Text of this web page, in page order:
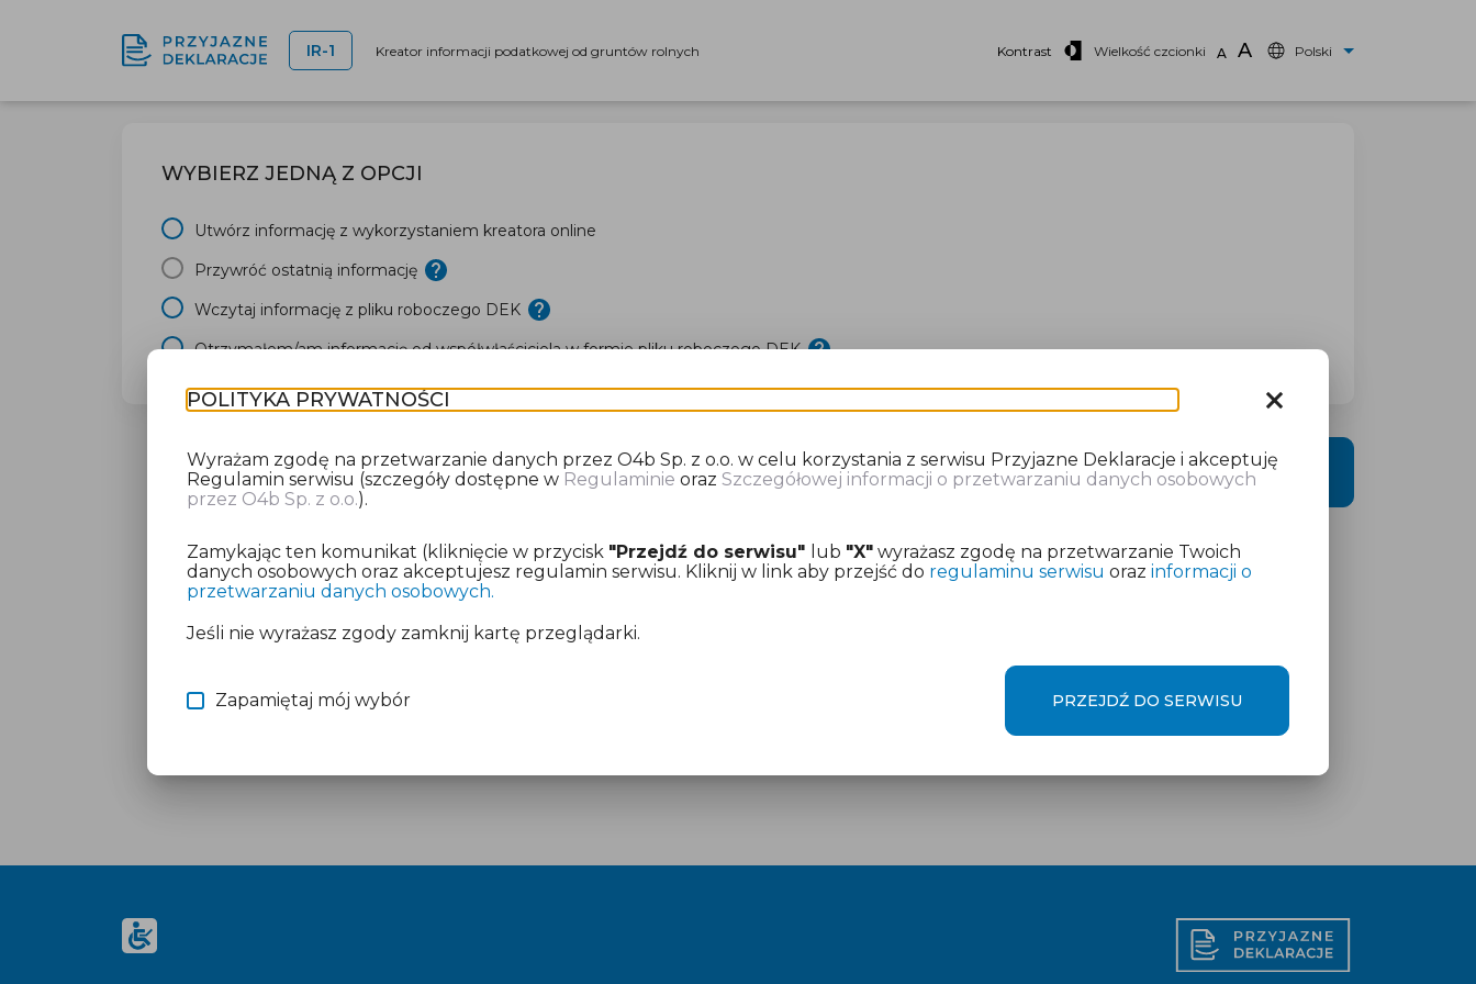
IR-1 Kreator informacji podatkowej od gruntów rolnych Kontrast Wielkość czcionki A A Polski
WYBIERZ JEDNĄ Z OPCJI
Utwórz informację z wykorzystaniem kreatora online
Przywróć ostatnią informację
Wczytaj informację z pliku roboczego DEK
Otrzymałem/am informację od współwłaściciela w formie pliku roboczego DEK
DALEJ
POLITYKA PRYWATNOŚCI close
Wyrażam zgodę na przetwarzanie danych przez O4b Sp. z o.o. w celu korzystania z serwisu Przyjazne Deklaracje i akceptuję
Regulamin serwisu (szczegóły dostępne w Regulaminie orazSzczegółowej informacji o przetwarzaniu danych osobowych
przez O4b Sp. z o.o.).
Zamykając ten komunikat (kliknięcie w przycisk "Przejdź do serwisu" lub "X" wyrażasz zgodę na przetwarzanie Twoich
danych osobowych oraz akceptujesz regulamin serwisu. Kliknij w link aby przejść do regulaminu serwisu orazinformacji o
przetwarzaniu danych osobowych.
Jeśli nie wyrażasz zgody zamknij kartę przeglądarki.
Zapamiętaj mój wybór PRZEJDŹ DO SERWISU